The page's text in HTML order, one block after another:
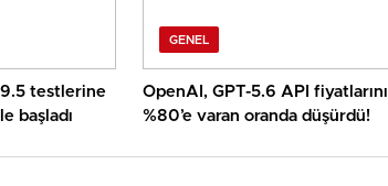
9.5 testlerine
başladı
GENEL
OpenAI, GPT-5.6 API fiyatlarını
%80’e varan oranda düşürdü!